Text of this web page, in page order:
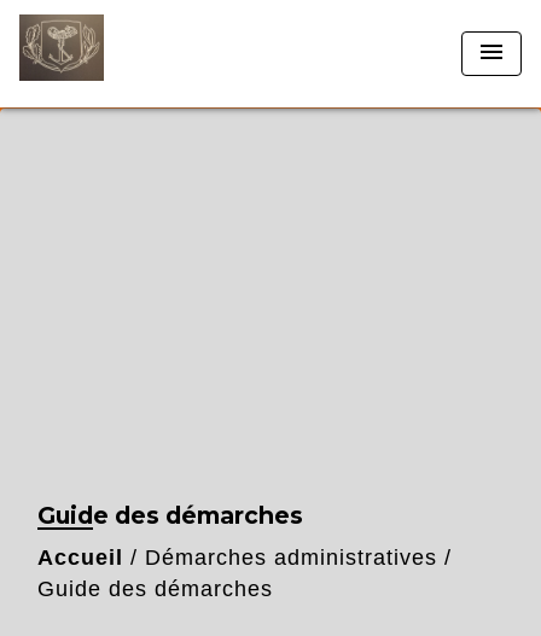
menu
Guide des démarches
Accueil / Démarches administratives /
Guide des démarches